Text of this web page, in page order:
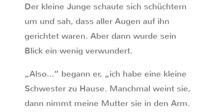
Der kleine Junge schaute sich schüchtern
um und sah, dass aller Augen auf ihn
gerichtet waren. Aber dann wurde sein
Blick ein wenig verwundert.
„Also…“ begann er, „ich habe eine kleine
Schwester zu Hause. Manchmal weint sie,
dann nimmt meine Mutter sie in den Arm.